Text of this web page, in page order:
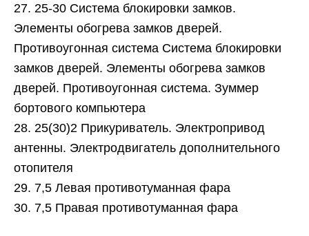
27. 25-30 Система блокировки замков.
Элементы обогрева замков дверей.
Противоугонная система Система блокировки
замков дверей. Элементы обогрева замков
дверей. Противоугонная система. Зуммер
бортового компьютера
28. 25(30)2 Прикуриватель. Электропривод
антенны. Электродвигатель дополнительного
отопителя
29. 7,5 Левая противотуманная фара
30. 7,5 Правая противотуманная фара